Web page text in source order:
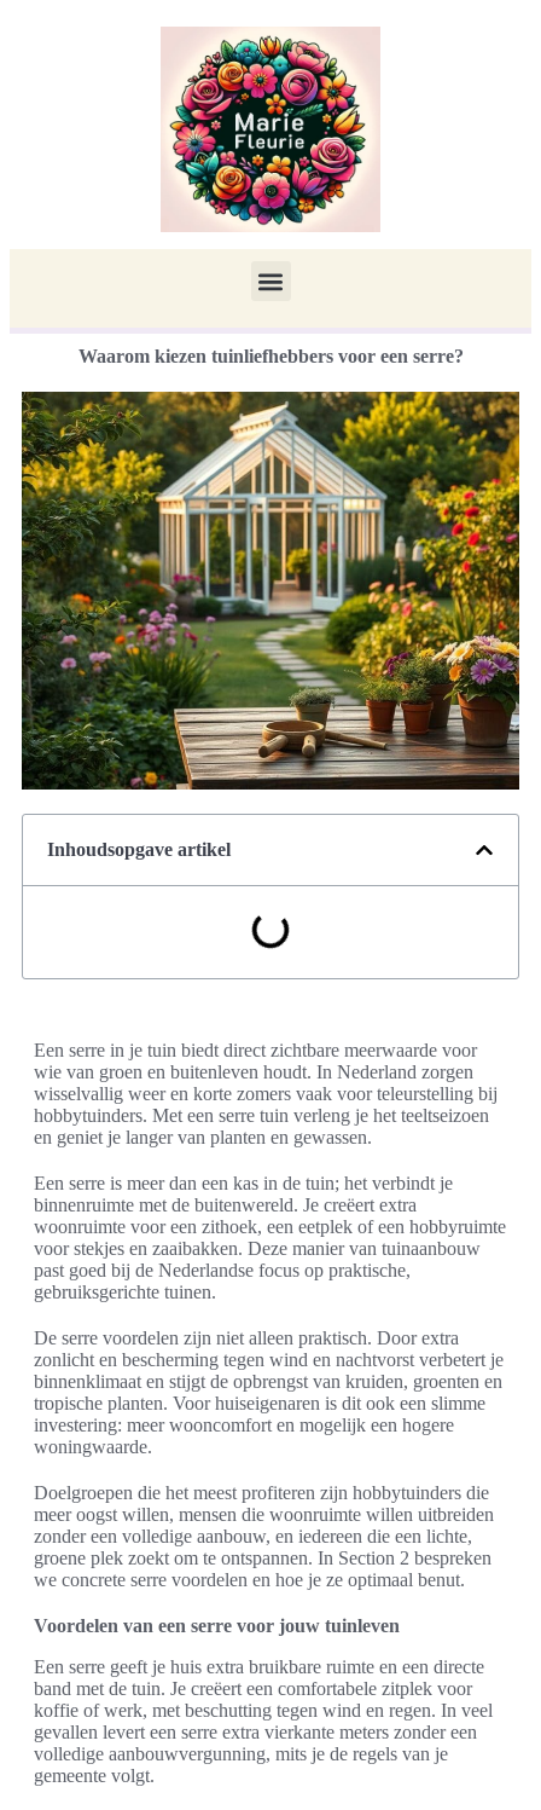
Waarom kiezen tuinliefhebbers voor een serre?
Inhoudsopgave artikel
Een serre in je tuin biedt direct zichtbare meerwaarde voor
wie van groen en buitenleven houdt. In Nederland zorgen
wisselvallig weer en korte zomers vaak voor teleurstelling bij
hobbytuinders. Met een serre tuin verleng je het teeltseizoen
en geniet je langer van planten en gewassen.
Een serre is meer dan een kas in de tuin; het verbindt je
binnenruimte met de buitenwereld. Je creëert extra
woonruimte voor een zithoek, een eetplek of een hobbyruimte
voor stekjes en zaaibakken. Deze manier van tuinaanbouw
past goed bij de Nederlandse focus op praktische,
gebruiksgerichte tuinen.
De serre voordelen zijn niet alleen praktisch. Door extra
zonlicht en bescherming tegen wind en nachtvorst verbetert je
binnenklimaat en stijgt de opbrengst van kruiden, groenten en
tropische planten. Voor huiseigenaren is dit ook een slimme
investering: meer wooncomfort en mogelijk een hogere
woningwaarde.
Doelgroepen die het meest profiteren zijn hobbytuinders die
meer oogst willen, mensen die woonruimte willen uitbreiden
zonder een volledige aanbouw, en iedereen die een lichte,
groene plek zoekt om te ontspannen. In Section 2 bespreken
we concrete serre voordelen en hoe je ze optimaal benut.
Voordelen van een serre voor jouw tuinleven
Een serre geeft je huis extra bruikbare ruimte en een directe
band met de tuin. Je creëert een comfortabele zitplek voor
koffie of werk, met beschutting tegen wind en regen. In veel
gevallen levert een serre extra vierkante meters zonder een
volledige aanbouwvergunning, mits je de regels van je
gemeente volgt.